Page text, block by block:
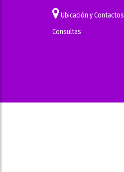
Ubicación y Contactos
Consultas